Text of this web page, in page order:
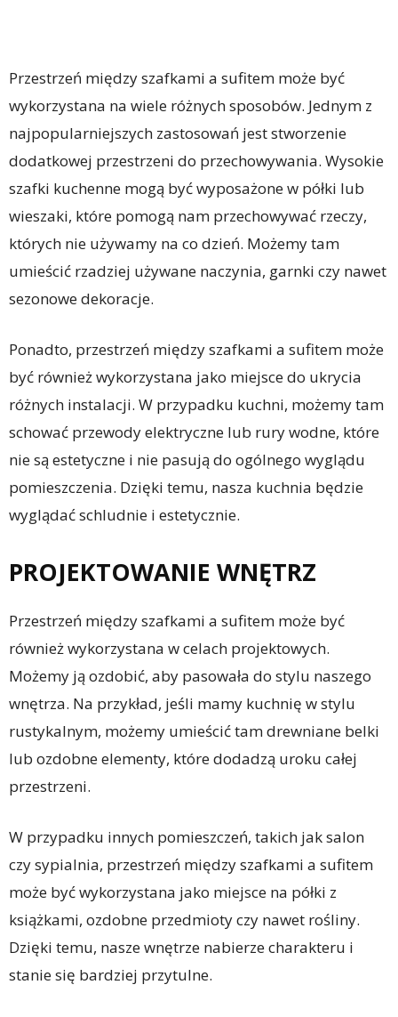
Przestrzeń między szafkami a sufitem może być
wykorzystana na wiele różnych sposobów. Jednym z
najpopularniejszych zastosowań jest stworzenie
dodatkowej przestrzeni do przechowywania. Wysokie
szafki kuchenne mogą być wyposażone w półki lub
wieszaki, które pomogą nam przechowywać rzeczy,
których nie używamy na co dzień. Możemy tam
umieścić rzadziej używane naczynia, garnki czy nawet
sezonowe dekoracje.
Ponadto, przestrzeń między szafkami a sufitem może
być również wykorzystana jako miejsce do ukrycia
różnych instalacji. W przypadku kuchni, możemy tam
schować przewody elektryczne lub rury wodne, które
nie są estetyczne i nie pasują do ogólnego wyglądu
pomieszczenia. Dzięki temu, nasza kuchnia będzie
wyglądać schludnie i estetycznie.
PROJEKTOWANIE WNĘTRZ
Przestrzeń między szafkami a sufitem może być
również wykorzystana w celach projektowych.
Możemy ją ozdobić, aby pasowała do stylu naszego
wnętrza. Na przykład, jeśli mamy kuchnię w stylu
rustykalnym, możemy umieścić tam drewniane belki
lub ozdobne elementy, które dodadzą uroku całej
przestrzeni.
W przypadku innych pomieszczeń, takich jak salon
czy sypialnia, przestrzeń między szafkami a sufitem
może być wykorzystana jako miejsce na półki z
książkami, ozdobne przedmioty czy nawet rośliny.
Dzięki temu, nasze wnętrze nabierze charakteru i
stanie się bardziej przytulne.